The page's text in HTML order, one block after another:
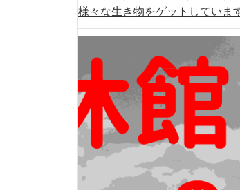
様々な生き物をゲットしていま